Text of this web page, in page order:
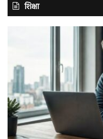
शिक्षा